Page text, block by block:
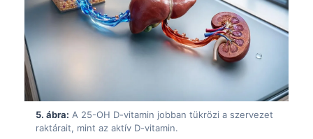
5. ábra: A 25-OH D-vitamin jobban tükrözi a szervezet
raktárait, mint az aktív D-vitamin.